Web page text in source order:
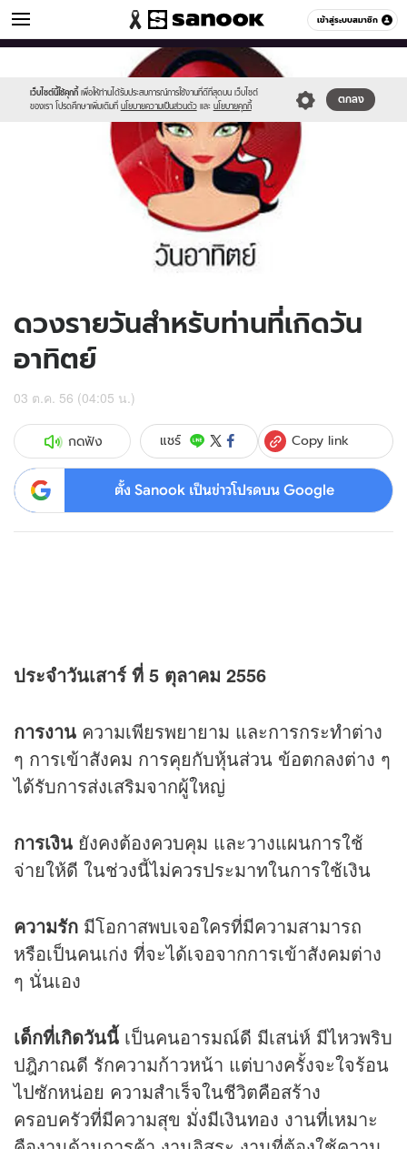
เข้าสู่ระบบสมาชิก
ดูดวง หมวดอื่นๆ
เว็บไซต์นี้ใช้คุกกี้ เพื่อให้ท่านได้รับประสบการณ์การใช้งานที่ดีที่สุดบน เว็บไซต์
ของเรา โปรดศึกษาเพิ่มเติมที่ นโยบายความเป็นส่วนตัว และ นโยบายคุกกี้
ตกลง
//s.isanook.com/sr/0/images/logo-
sanook.png
//s.isanook.com/ho/0/ud/10/52493/170-
ดวงรายวันสำหรับท่านที่เกิดวัน
อาทิตย์
03 ต.ค. 56 (04:05 น.)
กดฟัง แชร์ Copy link
ตั้ง Sanook เป็นข่าวโปรดบน Google
ประจำวันเสาร์ ที่ 5 ตุลาคม 2556
การงาน ความเพียรพยายาม และการกระทำต่าง
ๆ การเข้าสังคม การคุยกับหุ้นส่วน ข้อตกลงต่าง ๆ
ได้รับการส่งเสริมจากผู้ใหญ่
การเงิน ยังคงต้องควบคุม และวางแผนการใช้
จ่ายให้ดี ในช่วงนี้ไม่ควรประมาทในการใช้เงิน
ความรัก มีโอกาสพบเจอใครที่มีความสามารถ
หรือเป็นคนเก่ง ที่จะได้เจอจากการเข้าสังคมต่าง
ๆ นั่นเอง
เด็กที่เกิดวันนี้ เป็นคนอารมณ์ดี มีเสน่ห์ มีไหวพริบ
ปฎิภาณดี รักความก้าวหน้า แต่บางครั้งจะใจร้อน
ไปซักหน่อย ความสำเร็จในชีวิตคือสร้าง
ครอบครัวที่มีความสุข มั่งมีเงินทอง งานที่เหมาะ